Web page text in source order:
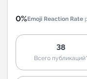
0%Emoji Reaction Rate
38
Всего публикаций*